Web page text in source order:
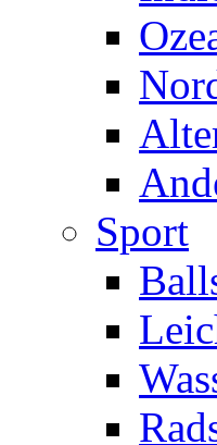
Sport